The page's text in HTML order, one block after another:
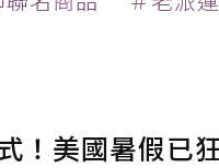
！美國暑假已